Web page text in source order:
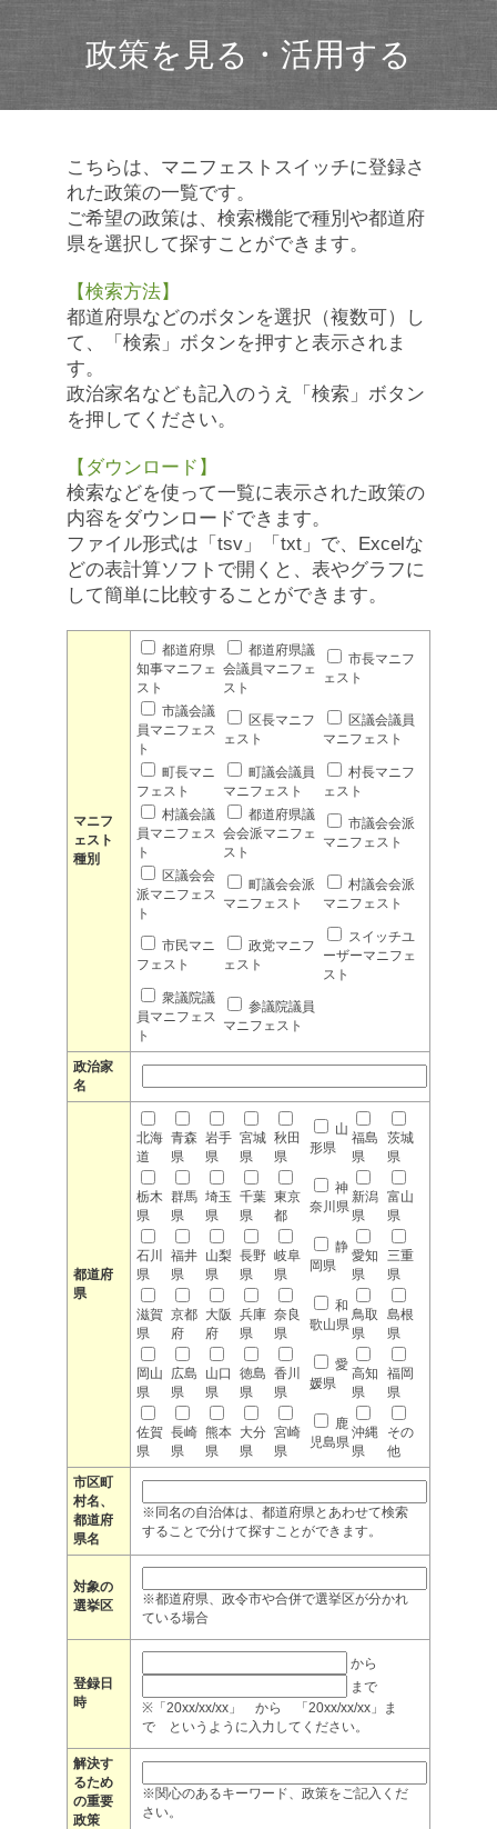
政策を見る・活用する
こちらは、マニフェストスイッチに登録さ
れた政策の一覧です。
ご希望の政策は、検索機能で種別や都道府
県を選択して探すことができます。
【検索方法】
都道府県などのボタンを選択（複数可）し
て、「検索」ボタンを押すと表示されま
す。
政治家名なども記入のうえ「検索」ボタン
を押してください。
【ダウンロード】
検索などを使って一覧に表示された政策の
内容をダウンロードできます。
ファイル形式は「tsv」「txt」で、Excelな
どの表計算ソフトで開くと、表やグラフに
して簡単に比較することができます。
マニフ
ェスト
種別
都道府県
知事マニフェ
スト
都道府県議
会議員マニフェ
スト
市長マニフ
ェスト
市議会議
員マニフェス
ト
区長マニフ
ェスト
区議会議員
マニフェスト
町長マニ
フェスト
町議会議員
マニフェスト
村長マニフ
ェスト
村議会議
員マニフェス
ト
都道府県議
会会派マニフェ
スト
市議会会派
マニフェスト
区議会会
派マニフェス
ト
町議会会派
マニフェスト
村議会会派
マニフェスト
市民マニ
フェスト
政党マニフ
ェスト
スイッチユ
ーザーマニフェ
スト
衆議院議
員マニフェス
ト
参議院議員
マニフェスト
政治家
名
都道府
県
北海
道
青森
県
岩手
県
宮城
県
秋田
県
山
形県
福島
県
茨城
県
栃木
県
群馬
県
埼玉
県
千葉
県
東京
都
神
奈川県
新潟
県
富山
県
石川
県
福井
県
山梨
県
長野
県
岐阜
県
静
岡県
愛知
県
三重
県
滋賀
県
京都
府
大阪
府
兵庫
県
奈良
県
和
歌山県
鳥取
県
島根
県
岡山
県
広島
県
山口
県
徳島
県
香川
県
愛
媛県
高知
県
福岡
県
佐賀
県
長崎
県
熊本
県
大分
県
宮崎
県
鹿
児島県
沖縄
県
その
他
市区町
村名、
都道府
県名
※同名の自治体は、都道府県とあわせて検索
することで分けて探すことができます。
対象の
選挙区
※都道府県、政令市や合併で選挙区が分かれ
ている場合
登録日
時
から
まで
※「20xx/xx/xx」 から 「20xx/xx/xx」ま
で というように入力してください。
解決す
るため
の重要
政策
※関心のあるキーワード、政策をご記入くだ
さい。